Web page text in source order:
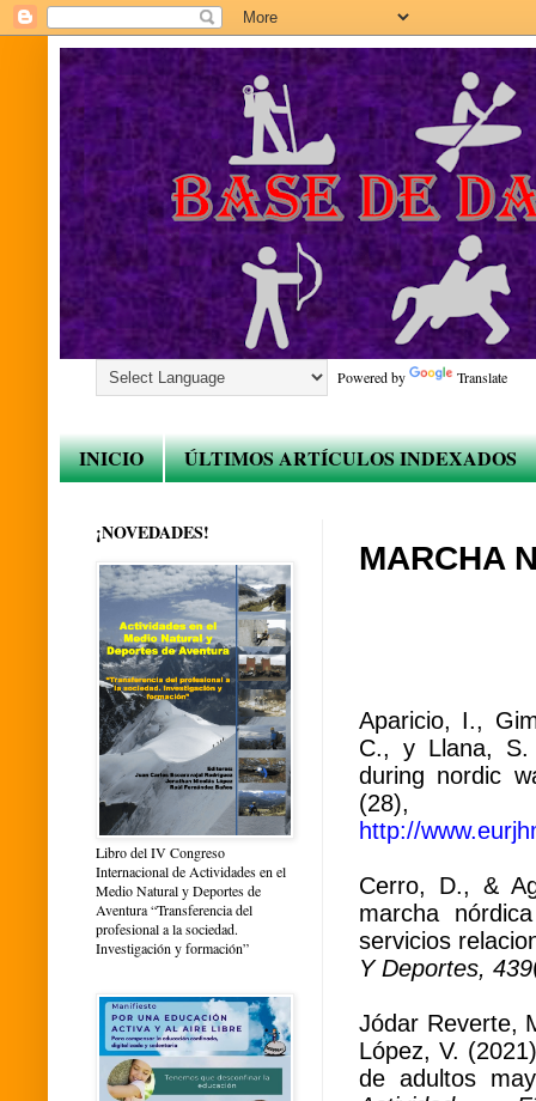
Powered by Translate
INICIO ÚLTIMOS ARTÍCULOS INDEXADOS
MARCHA
Aparicio, I.,
C., y Llana, S.
during nordic
(28),
http://
Cerro, D., &
marcha
servicios
Y Deportes, 439
Jódar Reverte,
López, V.
de adultos
¡NOVEDADES!
Libro del IV Congreso
Internacional de Actividades en el
Medio Natural y Deportes de
Aventura “Transferencia del
profesional a la sociedad.
Investigación y formación”